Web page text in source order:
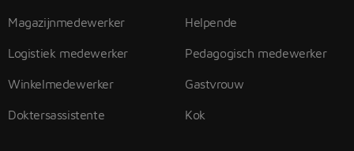
Magazijnmedewerker
Logistiek medewerker
Winkelmedewerker
Doktersassistente
Helpende
Pedagogisch medewerker
Gastvrouw
Kok